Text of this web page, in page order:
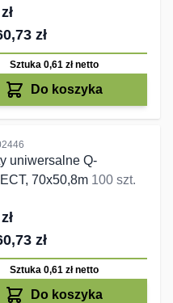
zł
Sztuka 0,61 złnetto
Do koszyka
uniwersalne Q-
70x50,8m 100 szt.
zł
Sztuka 0,61 złnetto
Do koszyka